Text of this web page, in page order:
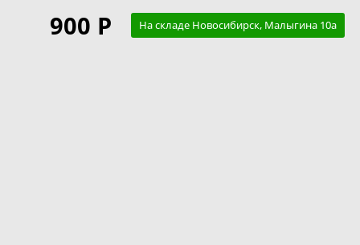
900 Р На складе Новосибирск, Малыгина 10а